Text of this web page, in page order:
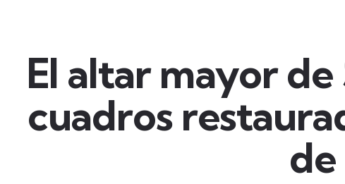
El altar mayor
cuadros